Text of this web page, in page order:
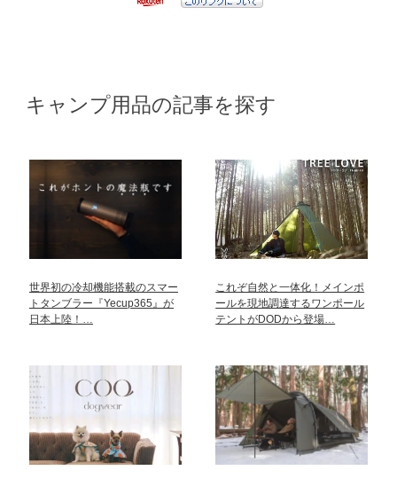
キャンプ用品の記事を探す
世界初の冷却機能搭載のスマー
トタンブラー『Yecup365』が
日本上陸！…
これぞ自然と一体化！メインポ
ールを現地調達するワンポール
テントがDODから登場…